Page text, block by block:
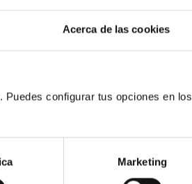
Acerca de las cookies
configurar tus opciones en los
Marketing
con ACA Plus